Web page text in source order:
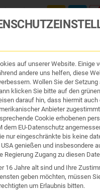
Uhr
Medizin
Hygiene
Shop: Sicher, schnell und
Gratisversand ab €50
mit „loceryl“
FILTER ANZEIGEN
auf unserer Website. Einige
andere uns helfen, diese
Wollen Sie der Setzung
klicken Sie bitte auf den
darauf hin, dass hiermit auch
Anbieter
Cookie erhobenen
dem EU-Datenschutz
nur eingeschränkte bis keine
genießen und insbesondere
Regierung Zugang zu diesen
16 Jahre alt sind und Ihre
geben möchten, müssen
um Erlaubnis bitten.